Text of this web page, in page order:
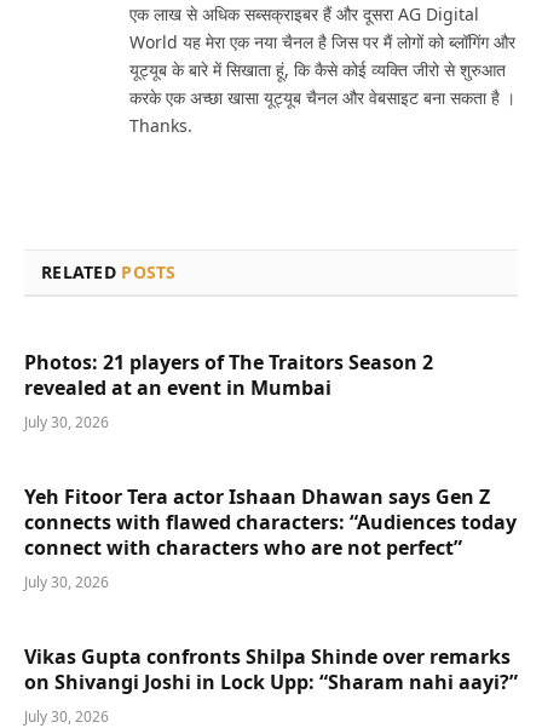
एक लाख से अधिक सब्सक्राइबर हैं और दूसरा AG Digital
World यह मेरा एक नया चैनल है जिस पर मैं लोगों को ब्लॉगिंग और
यूट्यूब के बारे में सिखाता हूं, कि कैसे कोई व्यक्ति जीरो से शुरुआत
करके एक अच्छा खासा यूट्यूब चैनल और वेबसाइट बना सकता है ।
Thanks.
RELATED POSTS
Photos: 21 players of The Traitors Season 2
revealed at an event in Mumbai
July 30, 2026
Yeh Fitoor Tera actor Ishaan Dhawan says Gen Z
connects with flawed characters: “Audiences today
connect with characters who are not perfect”
July 30, 2026
Vikas Gupta confronts Shilpa Shinde over remarks
on Shivangi Joshi in Lock Upp: “Sharam nahi aayi?”
July 30, 2026